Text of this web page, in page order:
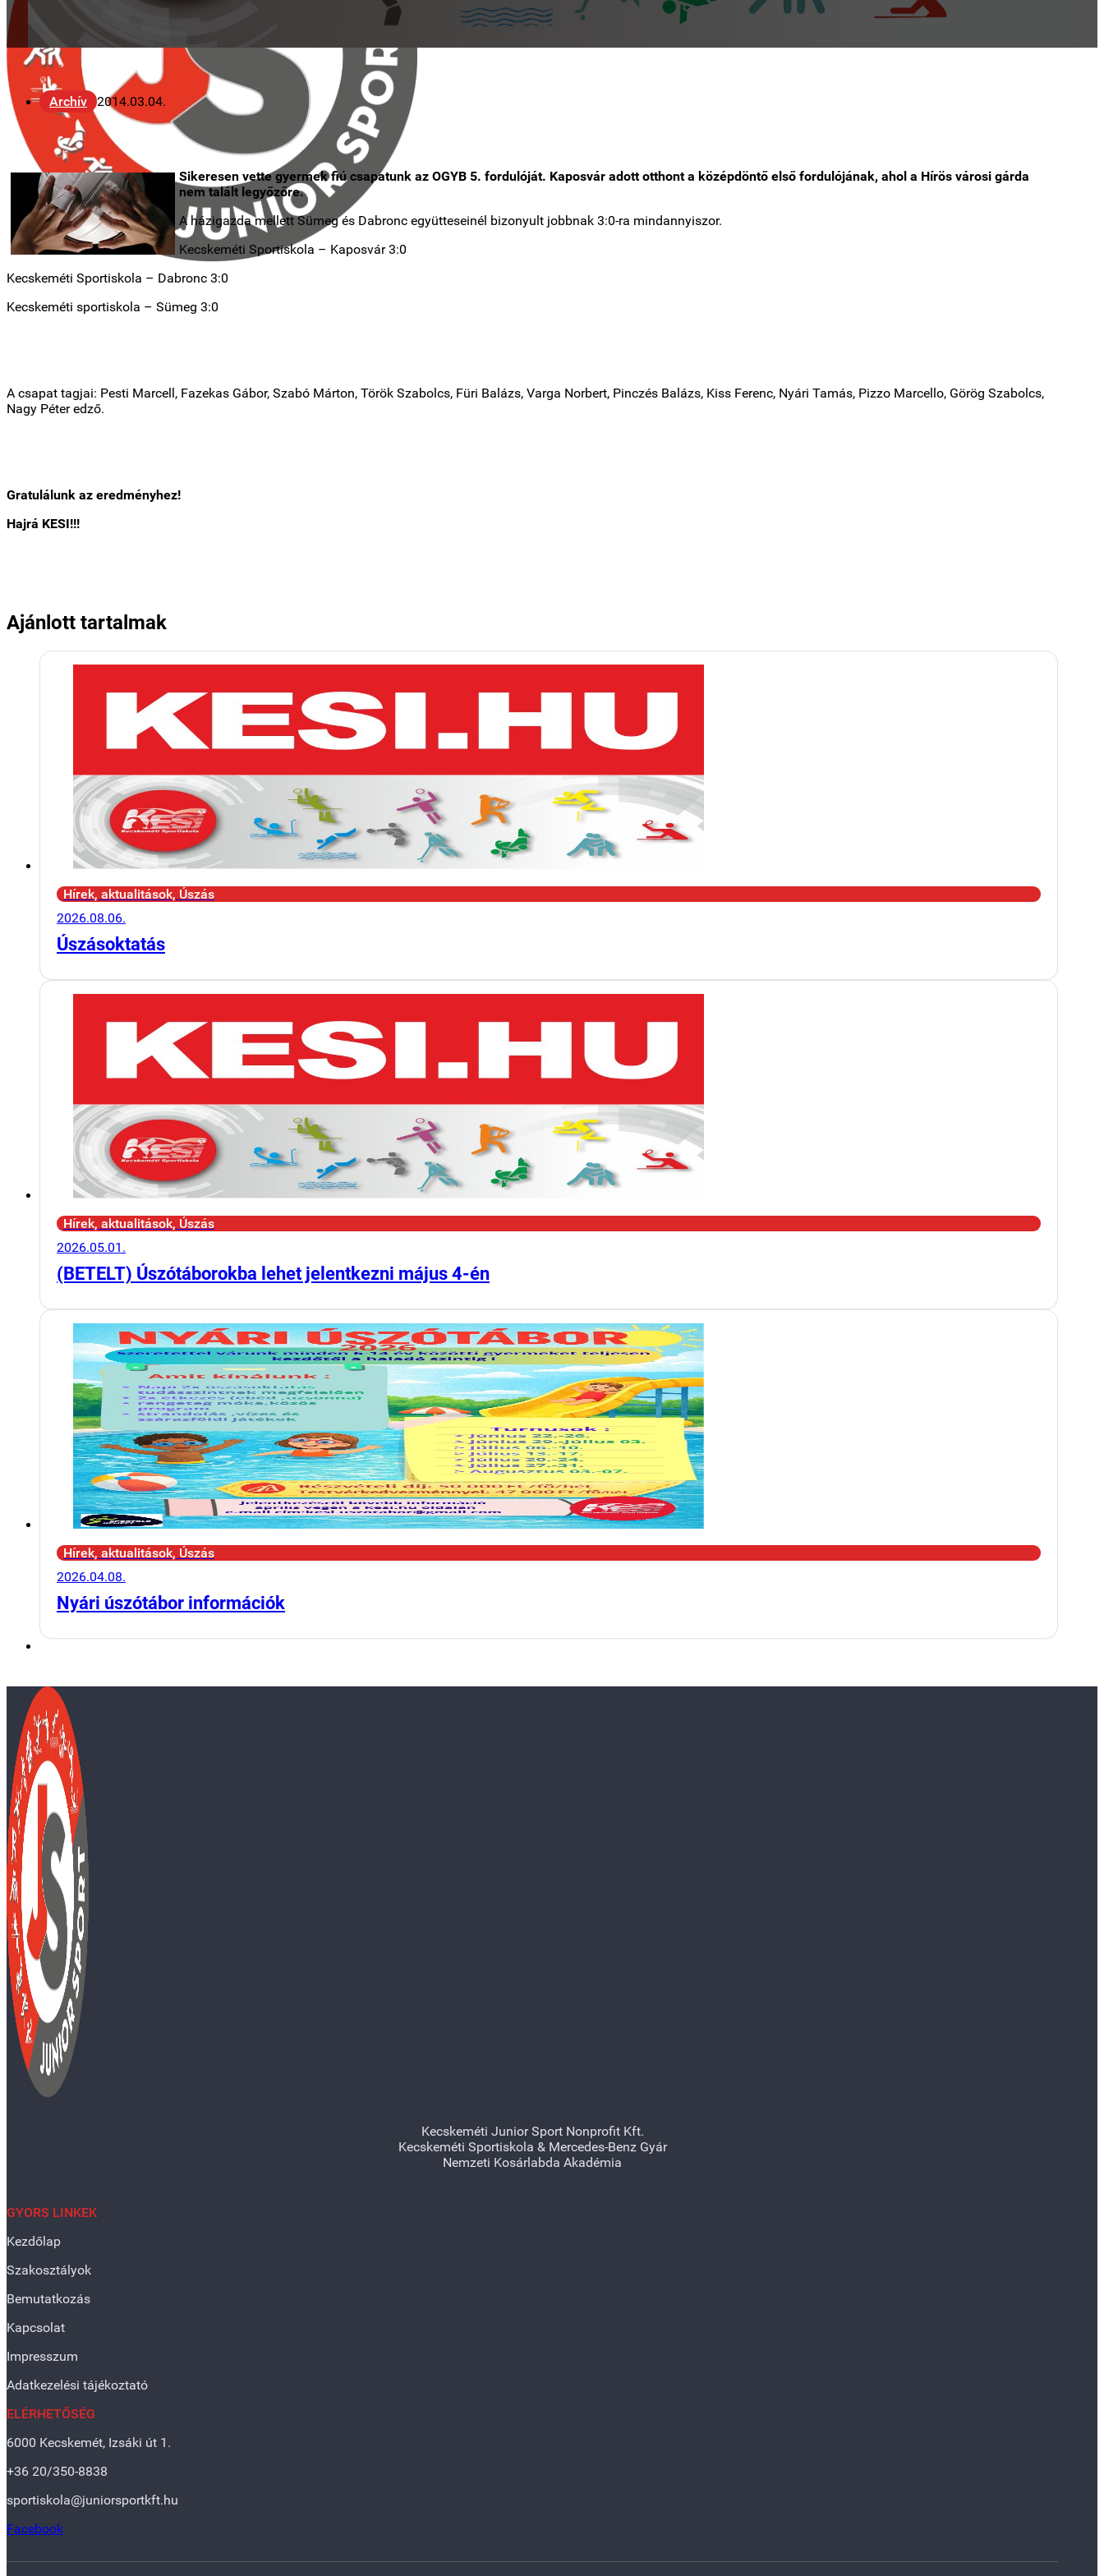
Archív 2014.03.04.
Sikeresen vette gyermek fiú csapatunk az OGYB 5. fordulóját. Kaposvár adott otthont a középdöntő első fordulójának, ahol a Hírös városi gárda
nem talált legyőzőre.
A házigazda mellett Sümeg és Dabronc együtteseinél bizonyult jobbnak 3:0-ra mindannyiszor.
Kecskeméti Sportiskola – Kaposvár 3:0
Kecskeméti Sportiskola – Dabronc 3:0
Kecskeméti sportiskola – Sümeg 3:0
A csapat tagjai: Pesti Marcell, Fazekas Gábor, Szabó Márton, Török Szabolcs, Füri Balázs, Varga Norbert, Pinczés Balázs, Kiss Ferenc, Nyári Tamás, Pizzo Marcello, Görög Szabolcs,
Nagy Péter edző.
Gratulálunk az eredményhez!
Hajrá KESI!!!
Ajánlott tartalmak
Hírek, aktualitások, Úszás
2026.08.06.
Úszásoktatás
Hírek, aktualitások, Úszás
2026.05.01.
(BETELT) Úszótáborokba lehet jelentkezni május 4-én
Hírek, aktualitások, Úszás
2026.04.08.
Nyári úszótábor információk
Kecskeméti Junior Sport Nonprofit Kft.
Kecskeméti Sportiskola & Mercedes-Benz Gyár
Nemzeti Kosárlabda Akadémia
GYORS LINKEK
Kezdőlap
Szakosztályok
Bemutatkozás
Kapcsolat
Impresszum
Adatkezelési tájékoztató
ELÉRHETŐSÉG
6000 Kecskemét, Izsáki út 1.
+36 20/350-8838
sportiskola@juniorsportkft.hu
Facebook